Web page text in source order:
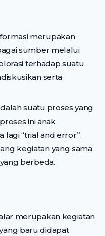
merupakan
sumber melalui
terhadap suatu
serta
suatu proses yang
ini anak
“trial and error”.
kegiatan yang sama
berbeda.
merupakan kegiatan
baru didapat